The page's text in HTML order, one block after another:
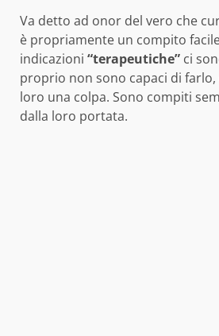
Va detto ad onor del vero che
è propriamente un compito
indicazioni “terapeutiche” ci
proprio non sono capaci di
loro una colpa. Sono compiti
dalla loro portata.